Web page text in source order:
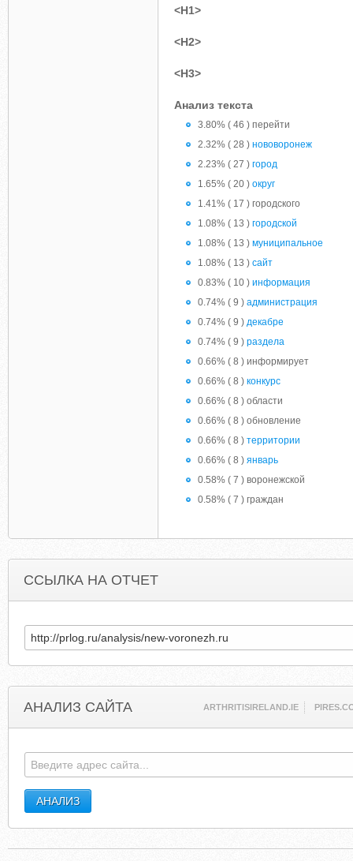
<H1>
<H2>
<H3>
Анализ текста
3.80% ( 46 ) перейти
2.32% ( 28 ) нововоронеж
2.23% ( 27 ) город
1.65% ( 20 ) округ
1.41% ( 17 ) городского
1.08% ( 13 ) городской
1.08% ( 13 ) муниципальное
1.08% ( 13 ) сайт
0.83% ( 10 ) информация
0.74% ( 9 ) администрация
0.74% ( 9 ) декабре
0.74% ( 9 ) раздела
0.66% ( 8 ) информирует
0.66% ( 8 ) конкурс
0.66% ( 8 ) области
0.66% ( 8 ) обновление
0.66% ( 8 ) территории
0.66% ( 8 ) январь
0.58% ( 7 ) воронежской
0.58% ( 7 ) граждан
ССЫЛКА НА ОТЧЕТ
АНАЛИЗ САЙТА ARTHRITISIRELAND.IE